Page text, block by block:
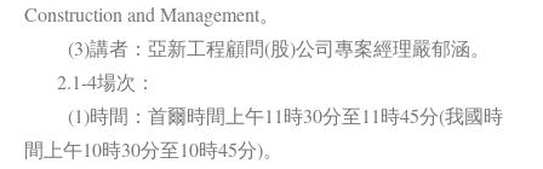
Construction and Management。
(3)講者：亞新工程顧問(股)公司專案經理嚴郁涵。
2.1-4場次：
(1)時間：首爾時間上午11時30分至11時45分(我國時
間上午10時30分至10時45分)。